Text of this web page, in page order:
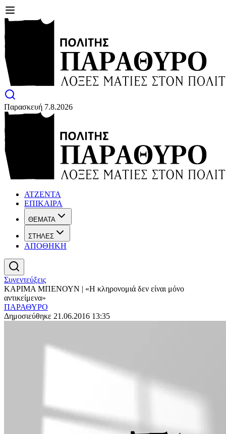
Παρασκευή 7.8.2026
ΑΤΖΕΝΤΑ
ΕΠΙΚΑΙΡΑ
ΘΕΜΑΤΑ
ΣΤΗΛΕΣ
ΑΠΟΘΗΚΗ
Συνεντεύξεις
ΚΑΡΙΜΑ ΜΠΕΝΟΥΝ | «Η κληρονομιά δεν είναι μόνο
αντικείμενα»
ΠΑΡΑΘΥΡΟ
Δημοσιεύθηκε 21.06.2016 13:35